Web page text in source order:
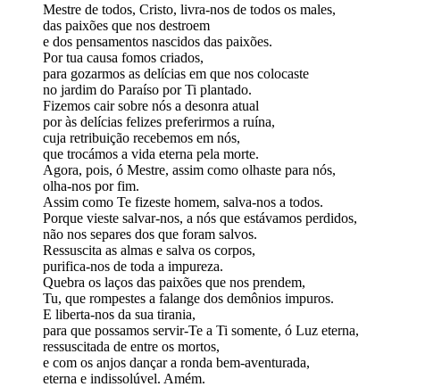
Mestre de todos, Cristo, livra-nos de todos os males,
das paixões que nos destroem
e dos pensamentos nascidos das paixões.
Por tua causa fomos criados,
para gozarmos as delícias em que nos colocaste
no jardim do Paraíso por Ti plantado.
Fizemos cair sobre nós a desonra atual
por às delícias felizes preferirmos a ruína,
cuja retribuição recebemos em nós,
que trocámos a vida eterna pela morte.
Agora, pois, ó Mestre, assim como olhaste para nós,
olha-nos por fim.
Assim como Te fizeste homem, salva-nos a todos.
Porque vieste salvar-nos, a nós que estávamos perdidos,
não nos separes dos que foram salvos.
Ressuscita as almas e salva os corpos,
purifica-nos de toda a impureza.
Quebra os laços das paixões que nos prendem,
Tu, que rompestes a falange dos demônios impuros.
E liberta-nos da sua tirania,
para que possamos servir-Te a Ti somente, ó Luz eterna,
ressuscitada de entre os mortos,
e com os anjos dançar a ronda bem-aventurada,
eterna e indissolúvel. Amém.